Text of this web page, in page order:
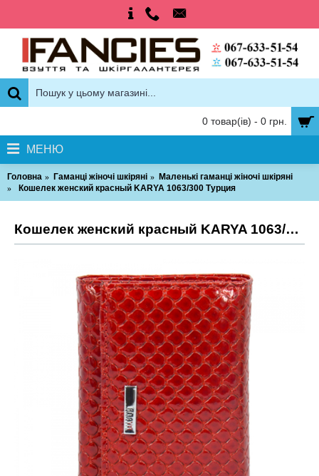
0 товар(ів) - 0 грн.
МЕНЮ
Головна Гаманці жіночі шкіряні
Маленькі гаманці жіночі шкіряні
Кошелек женский красный KARYA 1063/300 Турция
Кошелек женский красный KARYA 1063/300 Турция